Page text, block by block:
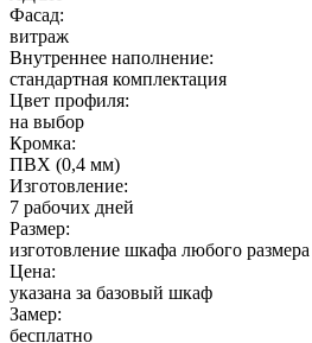
Фасад:
витраж
Внутреннее наполнение:
стандартная комплектация
Цвет профиля:
на выбор
Кромка:
ПВХ (0,4 мм)
Изготовление:
7 рабочих дней
Размер:
изготовление шкафа любого размера
Цена:
указана за базовый шкаф
Замер:
бесплатно